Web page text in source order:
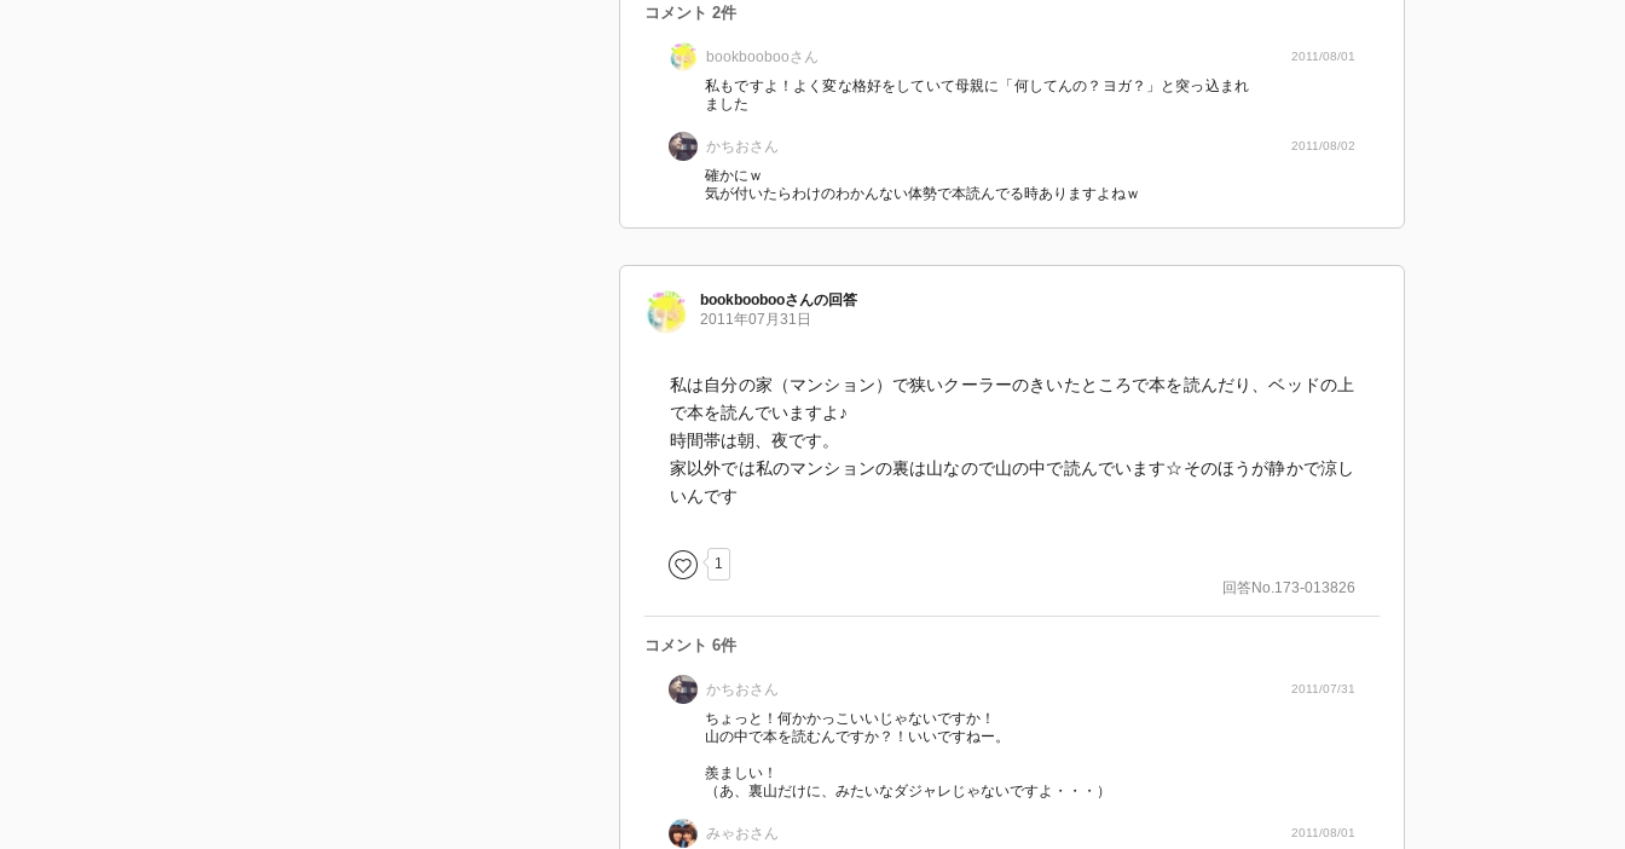
コメント 2件
bookboobooさん 2011/08/01
私もですよ！よく変な格好をしていて母親に「何してんの？ヨガ？」と突っ込まれ
ました
かちおさん 2011/08/02
確かにｗ
気が付いたらわけのわかんない体勢で本読んでる時ありますよねｗ
bookboobooさんの回答
2011年07月31日
私は自分の家（マンション）で狭いクーラーのきいたところで本を読んだり、ベッドの上
で本を読んでいますよ♪
時間帯は朝、夜です。
家以外では私のマンションの裏は山なので山の中で読んでいます☆そのほうが静かで涼し
いんです
1
回答No.173-013826
コメント 6件
かちおさん 2011/07/31
ちょっと！何かかっこいいじゃないですか！
山の中で本を読むんですか？！いいですねー。
羨ましい！
（あ、裏山だけに、みたいなダジャレじゃないですよ・・・）
みゃおさん 2011/08/01